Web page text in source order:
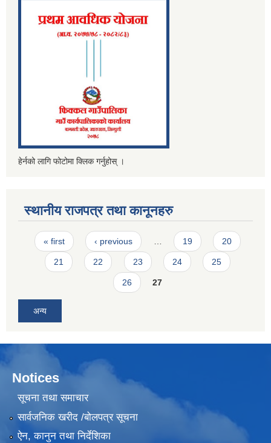
हेर्नको लागि फोटोमा क्लिक गर्नुहोस् ।
स्थानीय राजपत्र तथा कानूनहरु
Pages
« first ‹ previous … 19 20
21 22 23 24 25
26 27
अन्य
Notices
सूचना तथा समाचार
सार्वजनिक खरीद /बोलपत्र सूचना
ऐन, कानुन तथा निर्देशिका